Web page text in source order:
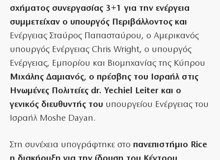
σχήματος συνεργασίας 3+1 για την ενέργεια
συμμετείχαν ο υπουργός Περιβάλλοντος και
Ενέργειας Σταύρος Παπασταύρου, ο Αμερικανός
υπουργός Ενέργειας Chris Wright, ο υπουργός
Ενέργειας, Εμπορίου και Βιομηχανίας της Κύπρου
Μιχάλης Δαμιανός, ο πρέσβης του Ισραήλ στις
Ηνωμένες Πολιτείες dr. Yechiel Leiter και ο
γενικός διευθυντής του υπουργείου Ενέργειας του
Ισραήλ Moshe Dayan.
Στη συνέχεια υπογράφτηκε στο πανεπιστήμιο Rice